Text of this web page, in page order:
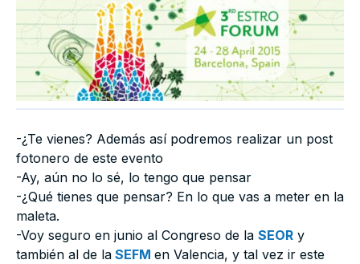
-¿Te vienes? Además así podremos realizar un post
fotonero de este evento
-Ay, aún no lo sé, lo tengo que pensar
-¿Qué tienes que pensar? En lo que vas a meter en la
maleta.
-Voy seguro en junio al Congreso de la SEOR y
también al de la SEFM en Valencia, y tal vez ir este